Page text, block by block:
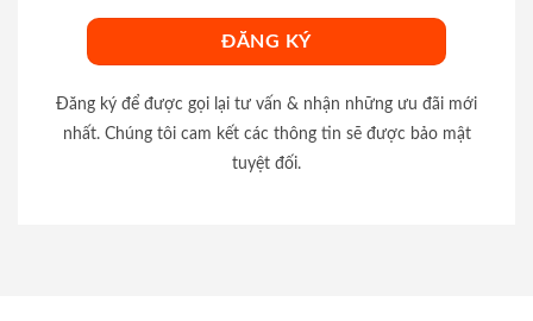
Đăng ký để được gọi lại tư vấn & nhận những ưu đãi mới
nhất. Chúng tôi cam kết các thông tin sẽ được bảo mật
tuyệt đối.